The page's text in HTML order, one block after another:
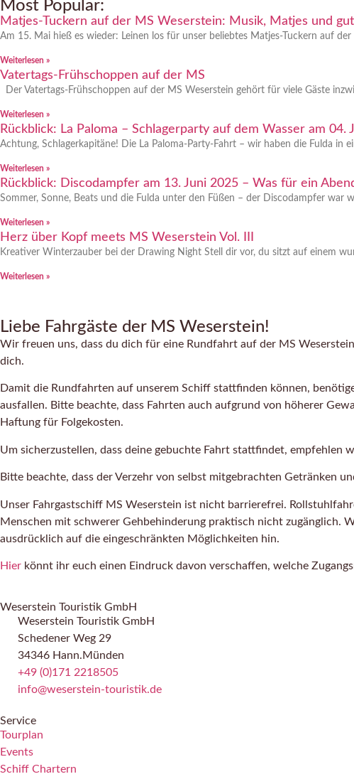
Most Popular:
Matjes-Tuckern auf der MS Weserstein: Musik, Matjes und
Am 15. Mai hieß es wieder: Leinen los für unser beliebtes Matjes-Tuckern auf
Weiterlesen »
Vatertags-Frühschoppen auf der MS
Der Vatertags-Frühschoppen auf der MS Weserstein gehört für viele Gäste
Weiterlesen »
Rückblick: La Paloma – Schlagerparty auf dem Wasser am 04.
Achtung, Schlagerkapitäne! Die La Paloma-Party-Fahrt – wir haben die Fulda
Weiterlesen »
Rückblick: Discodampfer am 13. Juni 2025 – Was für ein
Sommer, Sonne, Beats und die Fulda unter den Füßen – der Discodampfer war
Weiterlesen »
Herz über Kopf meets MS Weserstein Vol. III
Kreativer Winterzauber bei der Drawing Night Stell dir vor, du sitzt auf einem
Weiterlesen »
Liebe Fahrgäste der MS Weserstein!
Wir freuen uns, dass du dich für eine Rundfahrt auf der MS
dich.
Damit die Rundfahrten auf unserem Schiff stattfinden können,
ausfallen. Bitte beachte, dass Fahrten auch aufgrund von höherer
Haftung für Folgekosten.
Um sicherzustellen, dass deine gebuchte Fahrt stattfindet,
Bitte beachte, dass der Verzehr von selbst mitgebrachten Getränken
Unser Fahrgastschiff MS Weserstein ist nicht barrierefrei.
Menschen mit schwerer Gehbehinderung praktisch nicht zugänglich.
ausdrücklich auf die eingeschränkten Möglichkeiten hin.
Hier könnt ihr euch einen Eindruck davon verschaffen, welche
Weserstein Touristik GmbH
Weserstein Touristik GmbH
Schedener Weg 29
34346 Hann.Münden
+49 (0)171 2218505
info@weserstein-touristik.de
Service
Tourplan
Events
Schiff Chartern